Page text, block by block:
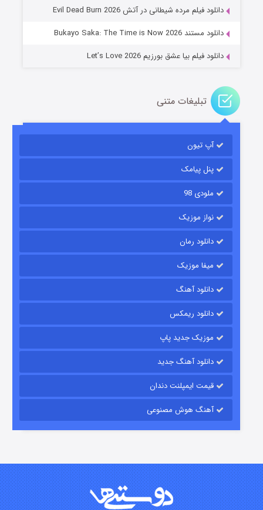
باب اسفنجی فصل ۱۷
قسمت۶ (زیرنویس) منتشر شد
قسمت۱۵ (دوبله) منتشر شد
دانلود فیلم مرده شیطانی در آتش Evil Dead Burn 2026
دانلود مستند Bukayo Saka: The Time is Now 2026
دانلود فیلم بیا عشق بورزیم Let’s Love 2026
تبلیغات متنی
آپ تیون
پنل پیامک
ملودی 98
نواز موزیک
دانلود رمان
میفا موزیک
دانلود آهنگ
دانلود ریمکس
موزیک جدید پاپ
دانلود آهنگ جدید
قیمت ایمپلنت دندان
آهنگ هوش مصنوعی